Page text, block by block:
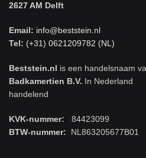
2627 AM Delft
Email: info@beststein.nl
Tel: (+31) 0621209782 (NL)
Beststein.nl is een handelsnaam
Badkamertien B.V. In Nederland
handelend
KVK-nummer: 84423099
BTW-nummer: NL863205677B01